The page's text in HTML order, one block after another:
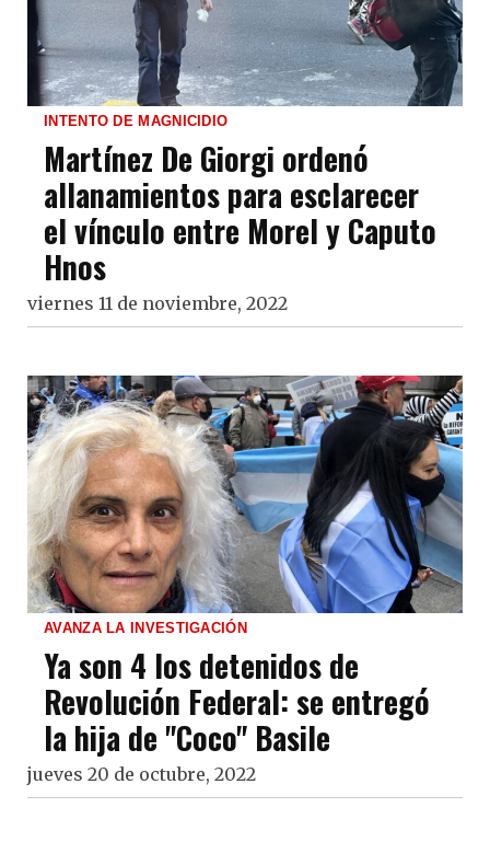
INTENTO DE MAGNICIDIO
Martínez De Giorgi ordenó
allanamientos para esclarecer
el vínculo entre Morel y Caputo
Hnos
viernes 11 de noviembre, 2022
AVANZA LA INVESTIGACIÓN
Ya son 4 los detenidos de
Revolución Federal: se entregó
la hija de "Coco" Basile
jueves 20 de octubre, 2022